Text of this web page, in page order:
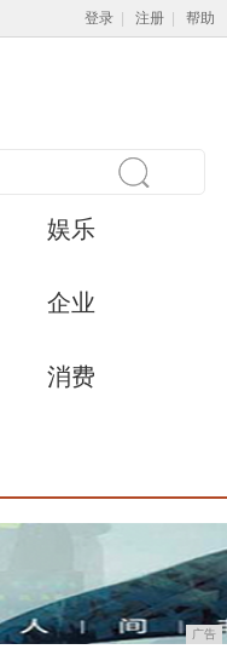
登录 注册 帮助
娱乐
企业
消费
广告